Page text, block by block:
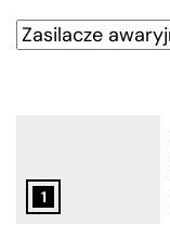
Kategorie
1